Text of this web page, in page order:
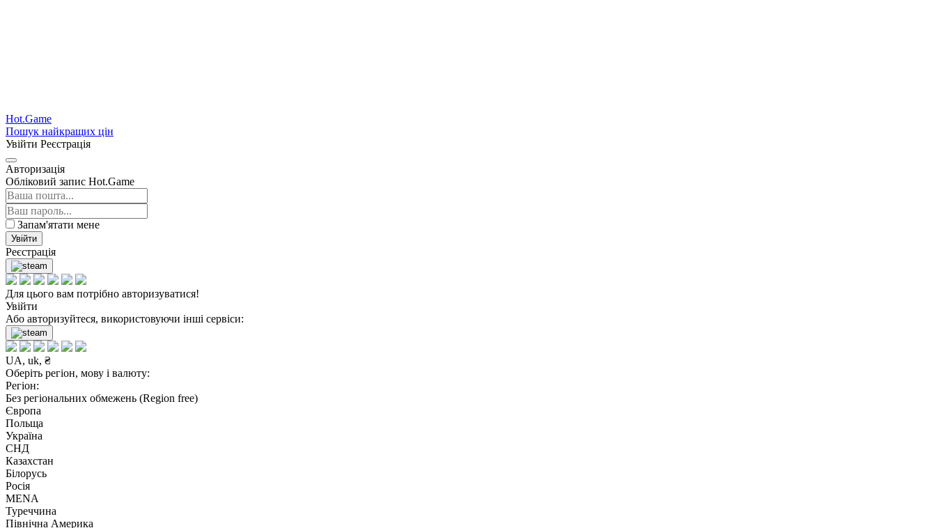
Hot.Game
Пошук найкращих цін
Увійти Реєстрація
Авторизація
Обліковий запис Hot.Game
Запам'ятати мене
Увійти
Реєстрація
Для цього вам потрібно авторизуватися!
Увійти
Або авторизуйтеся, використовуючи інші сервіси:
UA, uk, ₴
Оберіть регіон, мову і валюту:
Регіон:
Без регіональних обмежень (Region free)
Європа
Польща
Україна
СНД
Казахстан
Білорусь
Росія
MENA
Туреччина
Північна Америка